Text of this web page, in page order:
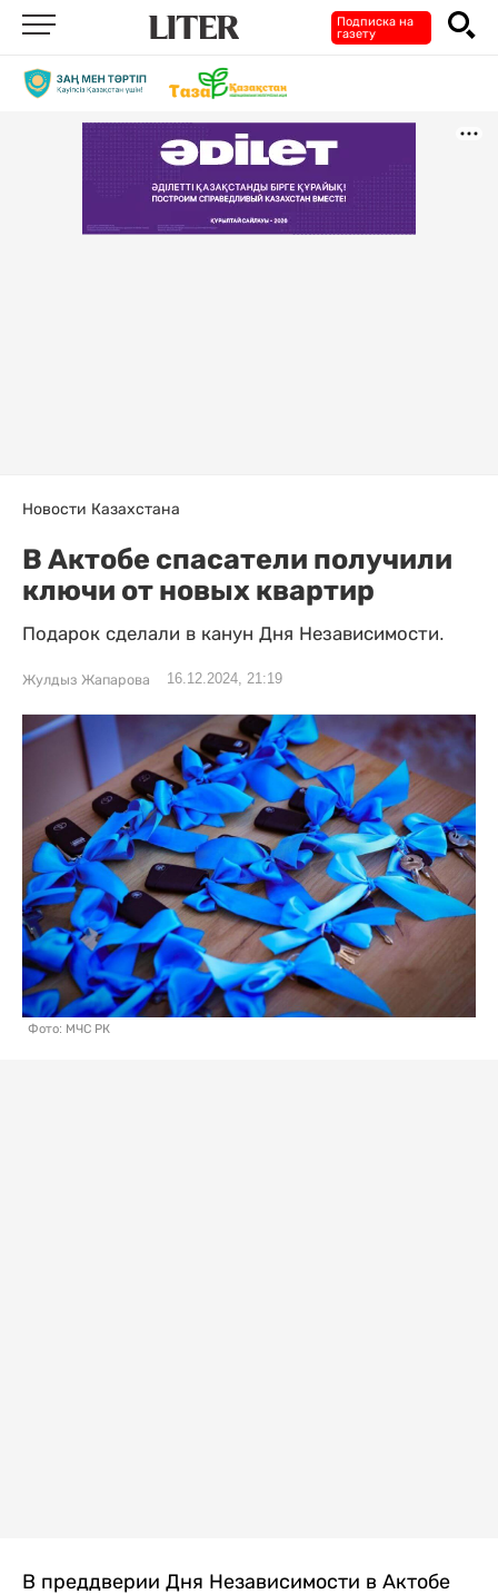
Подписка на
газету
Новости Казахстана
В Актобе спасатели получили
ключи от новых квартир
Подарок сделали в канун Дня Независимости.
Жулдыз Жапарова 16.12.2024, 21:19
Фото: МЧС РК
В преддверии Дня Независимости в Актобе